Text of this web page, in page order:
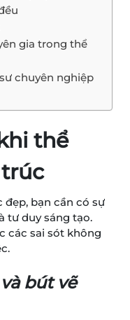
gia trong thể
chuyên nghiệp
thể
bạn cần có sự
tư duy sáng tạo.
các sai sót không
bút vẽ